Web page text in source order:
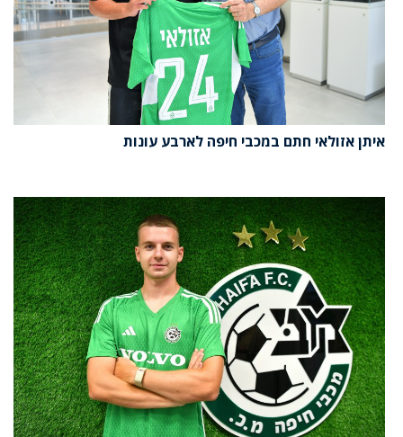
איתן אזולאי חתם במכבי חיפה לארבע עונות